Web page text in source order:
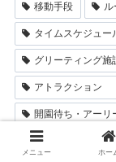
移動手段 ル
タイムスケジュー
グリーティング施
アトラクション
開園待ち・アーリ
旅行グッズ
メニュー ホー